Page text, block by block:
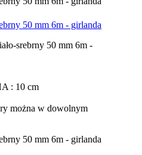
: 10 cm
można w dowolnym